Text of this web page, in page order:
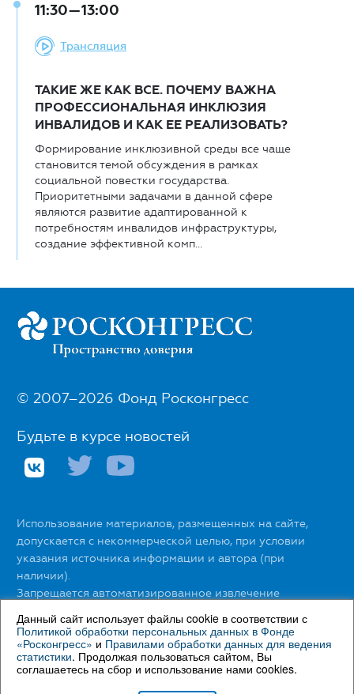
11:30—13:00
Трансляция
ТАКИЕ ЖЕ КАК ВСЕ. ПОЧЕМУ ВАЖНА
ПРОФЕССИОНАЛЬНАЯ ИНКЛЮЗИЯ
ИНВАЛИДОВ И КАК ЕЕ РЕАЛИЗОВАТЬ?
Формирование инклюзивной среды все чаще
становится темой обсуждения в рамках
социальной повестки государства.
Приоритетными задачами в данной сфере
являются развитие адаптированной к
потребностям инвалидов инфраструктуры,
создание эффективной комп...
© 2007–2026 Фонд Росконгресс
Будьте в курсе новостей
Использование материалов, размещенных на сайте,
допускается с некоммерческой целью, при условии
указания источника информации и автора (при
наличии).
Запрещается автоматизированное извлечение
официального разрешения Фонда Росконгресс.
С правилами использования материалов сайта можно
ознакомитьсяздесь.
Данный сайт использует файлы cookie в соответствии с
Политикой обработки персональных данных в Фонде
«Росконгресс» и Правилами обработки данных для ведения
статистики. Продолжая пользоваться сайтом, Вы
соглашаетесь на сбор и использование нами cookies.